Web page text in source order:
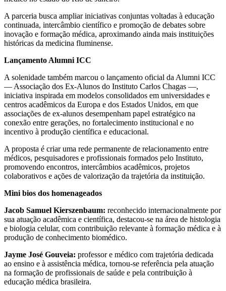
A parceria busca ampliar iniciativas conjuntas voltadas à educação
continuada, intercâmbio científico e promoção de debates sobre
inovação e formação médica, aproximando ainda mais instituições
históricas da medicina fluminense.
Lançamento Alumni ICC
A solenidade também marcou o lançamento oficial da Alumni ICC
— Associação dos Ex-Alunos do Instituto Carlos Chagas —,
iniciativa inspirada em modelos consolidados em universidades e
centros acadêmicos da Europa e dos Estados Unidos, em que
associações de ex-alunos desempenham papel estratégico na
conexão entre gerações, no fortalecimento institucional e no
incentivo à produção científica e educacional.
A proposta é criar uma rede permanente de relacionamento entre
médicos, pesquisadores e profissionais formados pelo Instituto,
promovendo encontros, intercâmbios acadêmicos, projetos
colaborativos e ações de valorização da trajetória da instituição.
Mini bios dos homenageados
Jacob Samuel Kierszenbaum: reconhecido internacionalmente por
sua atuação acadêmica e científica, destacou-se na área de histologia
e biologia celular, com contribuição relevante à formação médica e à
produção de conhecimento biomédico.
Jayme José Gouveia: professor e médico com trajetória dedicada
ao ensino e à assistência médica, tornou-se referência pela atuação
na formação de profissionais de saúde e pela contribuição à
educação médica brasileira.